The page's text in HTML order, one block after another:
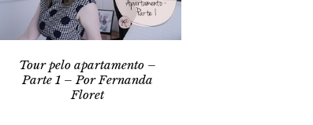
Tour pelo apartamento –
Parte 1 – Por Fernanda
Floret